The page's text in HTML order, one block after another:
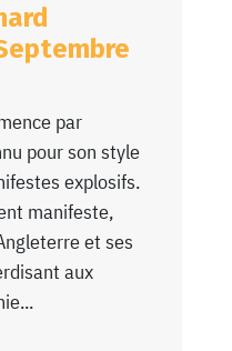
par
pour son style
explosifs.
manifeste,
et ses
aux